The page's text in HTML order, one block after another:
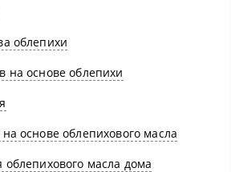
облепихи
на основе облепихи
основе облепихового масла
масла дома